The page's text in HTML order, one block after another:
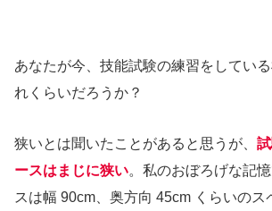
あなたが今、技能試験の練習をしてい
れくらいだろうか？
狭いとは聞いたことがあると思うが、
ースはまじに狭い。私のおぼろげな記
スは幅 90cm、奥方向 45cm くらいのス